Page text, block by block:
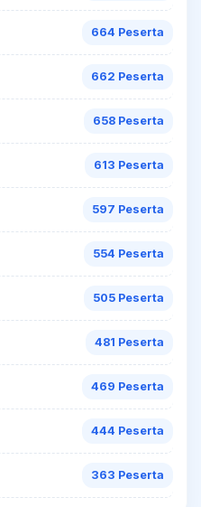
664 Peserta
662 Peserta
658 Peserta
613 Peserta
597 Peserta
554 Peserta
505 Peserta
481 Peserta
469 Peserta
444 Peserta
363 Peserta